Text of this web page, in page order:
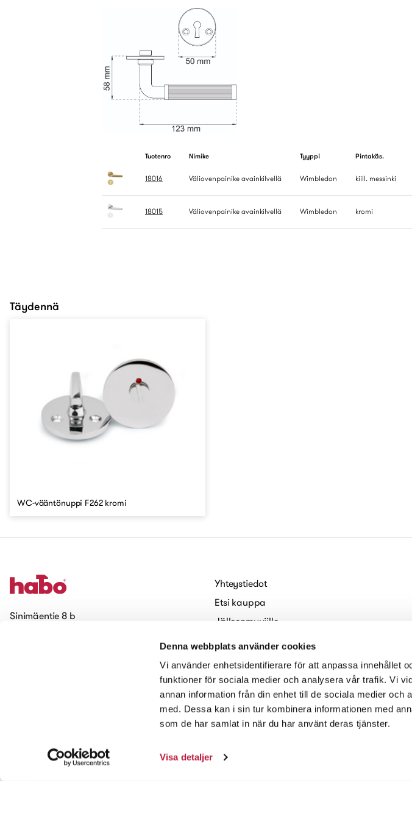
Denna webbplats använder cookies
Vi använder enhetsidentifierare för att anpassa innehållet
funktioner för sociala medier och analysera vår trafik. Vi
annan information från din enhet till de sociala medier och
med. Dessa kan i sin tur kombinera informationen med
som de har samlat in när du har använt deras tjänster.
Visa detaljer
Tuotenro Nimike Tyyppi Pintakäs.
18016 Väliovenpainike avainkilvellä Wimbledon kiill. messinki
18015 Väliovenpainike avainkilvellä Wimbledon kromi
Täydennä
WC-vääntönuppi F262 kromi
Sinimäentie 8 b
Yhteystiedot
Etsi kauppa
Jälleenmyyjille
Töihin Habolle
Evästeet (Cookies)
Saavutettavuusseloste